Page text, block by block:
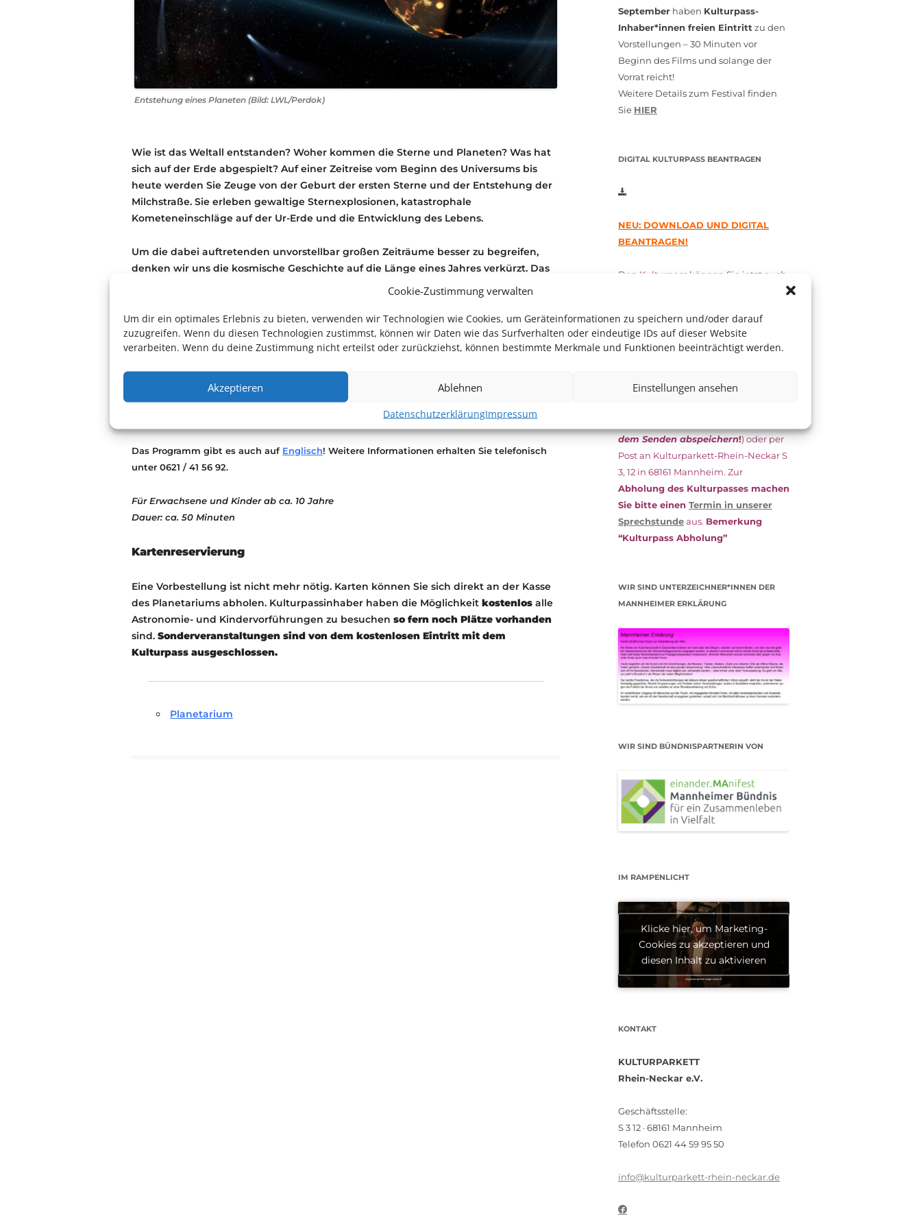
Cookie-Zustimmung verwalten
Um dir ein optimales Erlebnis zu bieten, verwenden wir Technologien wie Cookies, um Geräteinformationen zu speichern und/oder darauf
zuzugreifen. Wenn du diesen Technologien zustimmst, können wir Daten wie das Surfverhalten oder eindeutige IDs auf dieser Website
verarbeiten. Wenn du deine Zustimmung nicht erteilst oder zurückziehst, können bestimmte Merkmale und Funktionen beeinträchtigt werden.
Akzeptieren Ablehnen Einstellungen ansehen
DatenschutzerklärungImpressum
Entstehung eines Planeten (Bild: LWL/Perdok)
Wie ist das Weltall entstanden? Woher kommen die Sterne und Planeten? Was hat
sich auf der Erde abgespielt? Auf einer Zeitreise vom Beginn des Universums bis
heute werden Sie Zeuge von der Geburt der ersten Sterne und der Entstehung der
Milchstraße. Sie erleben gewaltige Sternexplosionen, katastrophale
Kometeneinschläge auf der Ur-Erde und die Entwicklung des Lebens.
Um die dabei auftretenden unvorstellbar großen Zeiträume besser zu begreifen,
denken wir uns die kosmische Geschichte auf die Länge eines Jahres verkürzt. Das
Universum wäre demnach am 1. Januar entstanden und ein Tag entspräche 40
Millionen Jahren in der Wirklichkeit. Das Aussterben der Dinosaurier vor 65 Millionen
„realen“ Jahren fiele auf den 30. Dezember des kosmischen Jahres und unsere
heutige Zeit, in der wir das Weltall mit Teleskopen erforschen, auf den 31. Dezember
kurz vor Mitternacht. Kommen Sie mit auf eine Reise durch rund 14 Milliarden Jahre
Eine Produktion zehn deutscher Planetarien, unter anderem Planetarium
Mannheim, unter der Federführung des LWL-Planetarium Münster
Das Programm gibt es auch auf Englisch! Weitere Informationen erhalten Sie telefonisch
unter 0621 / 41 56 92.
Für Erwachsene und Kinder ab ca. 10 Jahre
Dauer: ca. 50 Minuten
Kartenreservierung
Eine Vorbestellung ist nicht mehr nötig. Karten können Sie sich direkt an der Kasse
des Planetariums abholen. Kulturpassinhaber haben die Möglichkeit kostenlos alle
Astronomie- und Kindervorführungen zu besuchen so fern noch Plätze vorhanden
sind. Sonderveranstaltungen sind von dem kostenlosen Eintritt mit dem
Kulturpass ausgeschlossen.
Planetarium
September haben Kulturpass-
Inhaber*innen freien Eintritt zu den
Vorstellungen – 30 Minuten vor
Beginn des Films und solange der
Vorrat reicht!
Weitere Details zum Festival finden
Sie HIER
DIGITAL KULTURPASS BEANTRAGEN
NEU: DOWNLOAD UND DIGITAL
BEANTRAGEN!
Den Kulturpass können Sie jetzt auch
esunterschriebenzusammen mit
dem aktuellen
(Bürgergeld/
das Kulturparkett zurück: Per E-Mail
dem Senden abspeichern!) oder per
Post an Kulturparkett-Rhein-Neckar S
3, 12 in 68161 Mannheim. Zur
Abholung des Kulturpasses machen
Sie bitte einen Termin in unserer
Sprechstundeaus. Bemerkung
“Kulturpass Abholung”
WIR SIND UNTERZEICHNER*INNEN DER
MANNHEIMER ERKLÄRUNG
WIR SIND BÜNDNISPARTNERIN VON
IM RAMPENLICHT
Klicke hier, um Marketing-
Cookies zu akzeptieren und
diesen Inhalt zu aktivieren
KONTAKT
KULTURPARKETT
Rhein-Neckar e.V.
Geschäftsstelle:
S 3 12 · 68161 Mannheim
Telefon 0621 44 59 95 50
info@kulturparkett-rhein-neckar.de